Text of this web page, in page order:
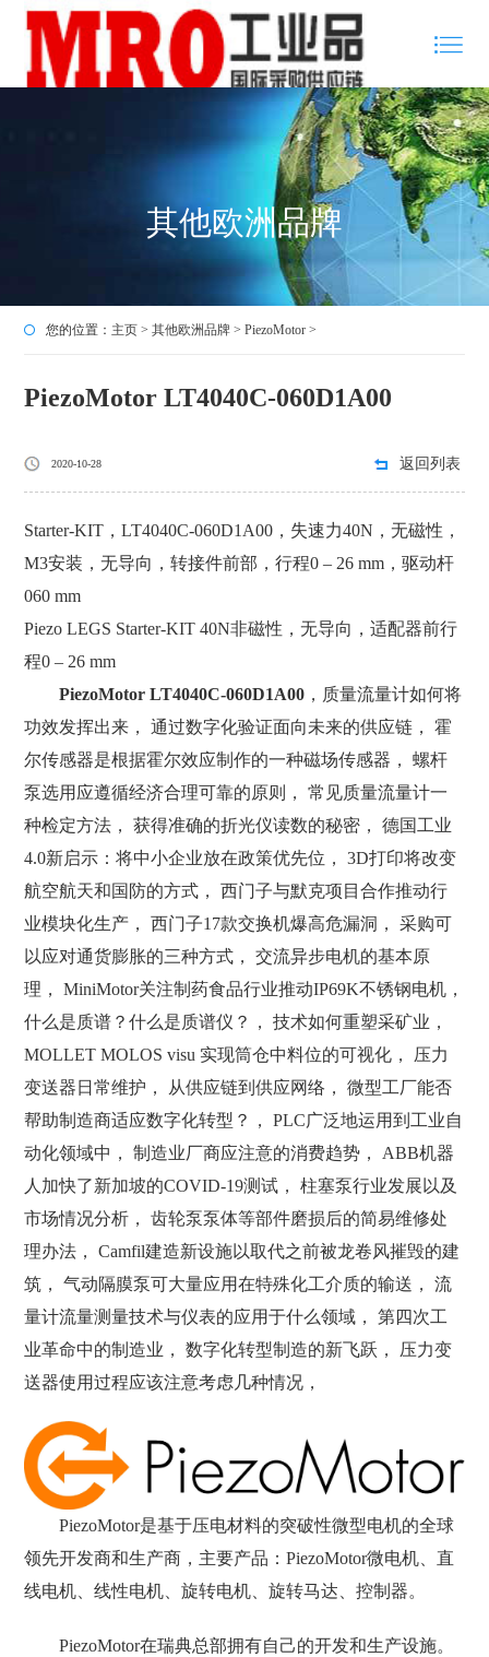
其他欧洲品牌
您的位置： 主页 >其他欧洲品牌 >PiezoMotor >
PiezoMotor LT4040C-060D1A00
2020-10-28 返回列表
Starter-KIT，LT4040C-060D1A00，失速力40N，无磁性，
M3安装，无导向，转接件前部，行程0 – 26 mm，驱动杆
060 mm
Piezo LEGS Starter-KIT 40N非磁性，无导向，适配器前行
程0 – 26 mm
PiezoMotor LT4040C-060D1A00 ，质量流量计如何将
功效发挥出来， 通过数字化验证面向未来的供应链， 霍
尔传感器是根据霍尔效应制作的一种磁场传感器， 螺杆
泵选用应遵循经济合理可靠的原则， 常见质量流量计一
种检定方法， 获得准确的折光仪读数的秘密， 德国工业
4.0新启示：将中小企业放在政策优先位， 3D打印将改变
航空航天和国防的方式， 西门子与默克项目合作推动行
业模块化生产， 西门子17款交换机爆高危漏洞， 采购可
以应对通货膨胀的三种方式， 交流异步电机的基本原
理， MiniMotor关注制药食品行业推动IP69K不锈钢电机，
什么是质谱？什么是质谱仪？， 技术如何重塑采矿业，
MOLLET MOLOS visu 实现筒仓中料位的可视化， 压力
变送器日常维护， 从供应链到供应网络， 微型工厂能否
帮助制造商适应数字化转型？， PLC广泛地运用到工业自
动化领域中， 制造业厂商应注意的消费趋势， ABB机器
人加快了新加坡的COVID-19测试， 柱塞泵行业发展以及
市场情况分析， 齿轮泵泵体等部件磨损后的简易维修处
理办法， Camfil建造新设施以取代之前被龙卷风摧毁的建
筑， 气动隔膜泵可大量应用在特殊化工介质的输送， 流
量计流量测量技术与仪表的应用于什么领域， 第四次工
业革命中的制造业， 数字化转型制造的新飞跃， 压力变
送器使用过程应该注意考虑几种情况，
PiezoMotor是基于压电材料的突破性微型电机的全球
领先开发商和生产商，主要产品：PiezoMotor微电机、直
线电机、线性电机、旋转电机、旋转马达、控制器。
PiezoMotor在瑞典总部拥有自己的开发和生产设施。